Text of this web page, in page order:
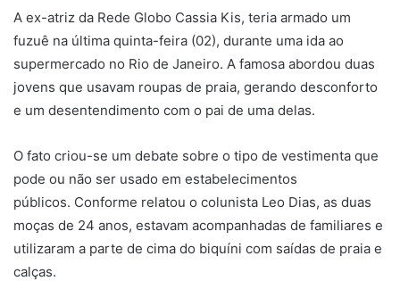
A ex-atriz da Rede Globo Cassia Kis, teria armado um
fuzuê na última quinta-feira (02), durante uma ida ao
supermercado no Rio de Janeiro. A famosa abordou duas
jovens que usavam roupas de praia, gerando desconforto
e um desentendimento com o pai de uma delas.
O fato criou-se um debate sobre o tipo de vestimenta que
pode ou não ser usado em estabelecimentos
públicos. Conforme relatou o colunista Leo Dias, as duas
moças de 24 anos, estavam acompanhadas de familiares e
utilizaram a parte de cima do biquíni com saídas de praia e
calças.